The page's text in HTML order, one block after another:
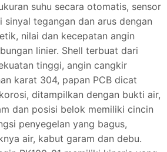
suhu secara otomatis, sensor
sinyal tegangan dan arus dengan
nilai dan kecepatan angin
linier. Shell terbuat dari
tinggi, angin cangkir
karat 304, papan PCB dicat
ditampilkan dengan bukti air,
dan posisi belok memiliki cincin
penyegelan yang bagus,
air, kabut garam dan debu.